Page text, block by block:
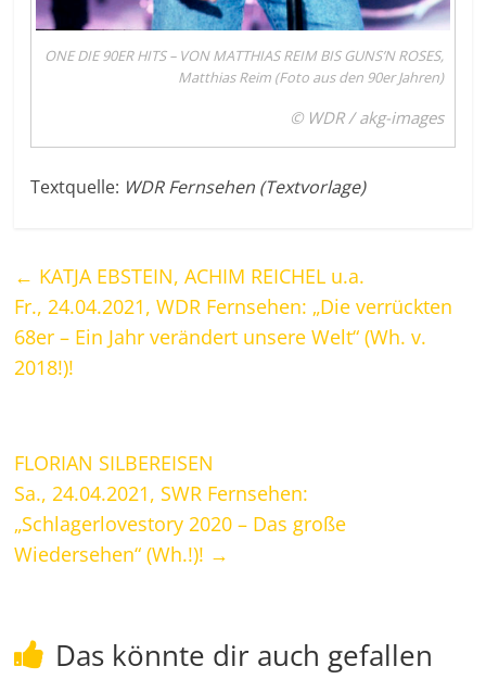
ONE DIE 90ER HITS – VON MATTHIAS REIM BIS GUNS’N ROSES,
Matthias Reim (Foto aus den 90er Jahren)
© WDR / akg-images
Textquelle: WDR Fernsehen (Textvorlage)
← KATJA EBSTEIN, ACHIM REICHEL u.a.
Fr., 24.04.2021, WDR Fernsehen: „Die verrückten
68er – Ein Jahr verändert unsere Welt“ (Wh. v.
2018!)!
FLORIAN SILBEREISEN
Sa., 24.04.2021, SWR Fernsehen:
„Schlagerlovestory 2020 – Das große
Wiedersehen“ (Wh.!)! →
Das könnte dir auch gefallen